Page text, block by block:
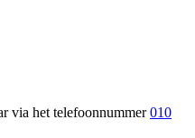
via het telefoonnummer 010